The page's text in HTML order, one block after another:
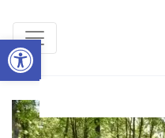
Open toolbar